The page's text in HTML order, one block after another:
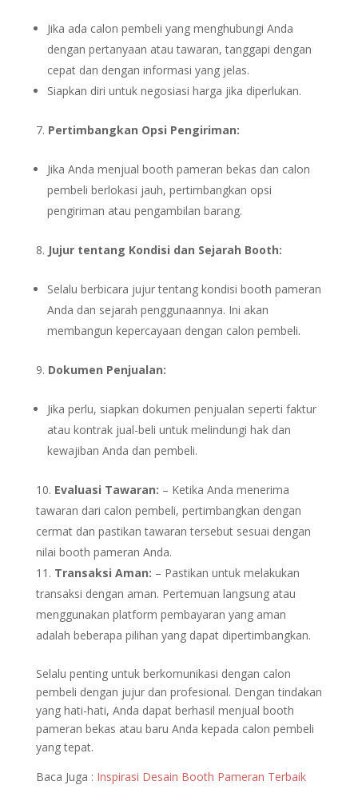
Jika ada calon pembeli yang menghubungi Anda
dengan pertanyaan atau tawaran, tanggapi dengan
cepat dan dengan informasi yang jelas.
Siapkan diri untuk negosiasi harga jika diperlukan.
Pertimbangkan Opsi Pengiriman:
Jika Anda menjual booth pameran bekas dan calon
pembeli berlokasi jauh, pertimbangkan opsi
pengiriman atau pengambilan barang.
Jujur tentang Kondisi dan Sejarah Booth:
Selalu berbicara jujur tentang kondisi booth pameran
Anda dan sejarah penggunaannya. Ini akan
membangun kepercayaan dengan calon pembeli.
Dokumen Penjualan:
Jika perlu, siapkan dokumen penjualan seperti faktur
atau kontrak jual-beli untuk melindungi hak dan
kewajiban Anda dan pembeli.
Evaluasi Tawaran: – Ketika Anda menerima
tawaran dari calon pembeli, pertimbangkan dengan
cermat dan pastikan tawaran tersebut sesuai dengan
nilai booth pameran Anda.
Transaksi Aman: – Pastikan untuk melakukan
transaksi dengan aman. Pertemuan langsung atau
menggunakan platform pembayaran yang aman
adalah beberapa pilihan yang dapat dipertimbangkan.
Selalu penting untuk berkomunikasi dengan calon
pembeli dengan jujur dan profesional. Dengan tindakan
yang hati-hati, Anda dapat berhasil menjual booth
pameran bekas atau baru Anda kepada calon pembeli
yang tepat.
Baca Juga : Inspirasi Desain Booth Pameran Terbaik